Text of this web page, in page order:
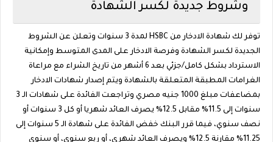
وشروط جديدة لكسر الشهادة
توفر لك شهادة الادخار من HSBC لمدة 3 سنوات وتعلن عن الشروط
الجديدة لكسر الشهادة وفرصة الادخار على المدى المتوسط وإمكانية
الاسترداد بشكل كامل/جزئي بعد 6 أشهر من تاريخ الشراء مع مراعاة
الغرامات المطبقة المتعلقة بالشهادة ويتم إصدار شهادات الادخار
بمضاعفات مبلغ 1000 جنيه مصري وتراجعت الفائدة على شهادات الـ 3
سنوات إلى 11.5% مقابل 12.5% يصرف العائد شهريا أو كل 3 سنوات أو
نصف سنوي، فيما قرر البنك خفض الفائدة على شهادة الـ 5 سنوات إلى
11.25% مقارنة 12.5% ويصرف العائد شهري، أو ربع سنوي، أو سنوي